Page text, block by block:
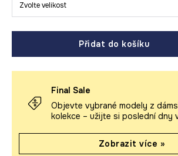
Zvolte velikost
Přidat do košíku
Final Sale
Objevte vybrané modely z
kolekce – užijte si poslední dny
Zobrazit více »